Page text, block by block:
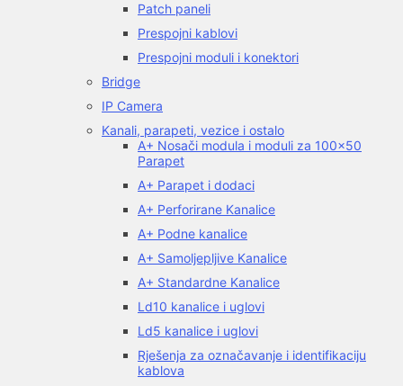
Patch paneli
Prespojni kablovi
Prespojni moduli i konektori
Bridge
IP Camera
Kanali, parapeti, vezice i ostalo
A+ Nosači modula i moduli za 100×50
Parapet
A+ Parapet i dodaci
A+ Perforirane Kanalice
A+ Podne kanalice
A+ Samoljepljive Kanalice
A+ Standardne Kanalice
Ld10 kanalice i uglovi
Ld5 kanalice i uglovi
Rješenja za označavanje i identifikaciju
kablova